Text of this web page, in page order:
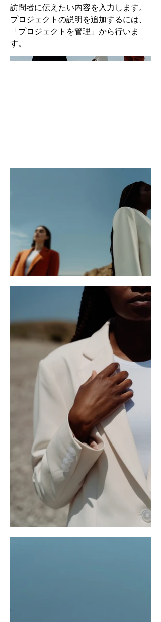
訪問者に伝えたい内容を入力します。
プロジェクトの説明を追加するには、
「プロジェクトを管理」から行いま
す。